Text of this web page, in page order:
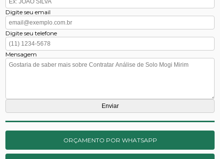
Digite seu email
Digite seu telefone
Mensagem
ORÇAMENTO POR WHATSAPP